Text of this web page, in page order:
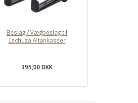
Beslag / Vægbeslag til
Lechuza Altankasser
395,00 DKK